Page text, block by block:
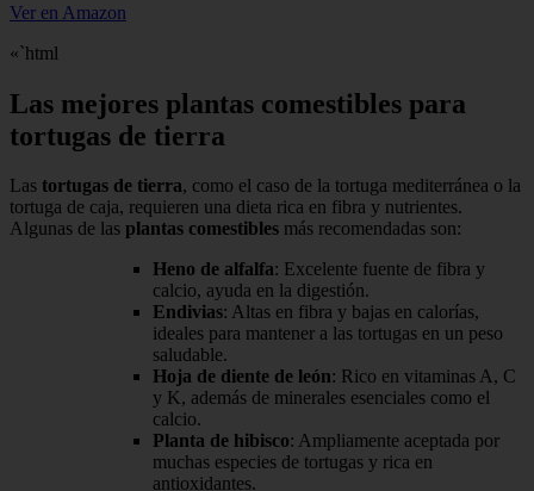
Ver en Amazon
«`html
Las mejores plantas comestibles para
tortugas de tierra
Las tortugas de tierra, como el caso de la tortuga mediterránea o la
tortuga de caja, requieren una dieta rica en fibra y nutrientes.
Algunas de las plantas comestibles más recomendadas son:
Heno de alfalfa: Excelente fuente de fibra y
calcio, ayuda en la digestión.
Endivias: Altas en fibra y bajas en calorías,
ideales para mantener a las tortugas en un peso
saludable.
Hoja de diente de león: Rico en vitaminas A, C
y K, además de minerales esenciales como el
calcio.
Planta de hibisco: Ampliamente aceptada por
muchas especies de tortugas y rica en
antioxidantes.